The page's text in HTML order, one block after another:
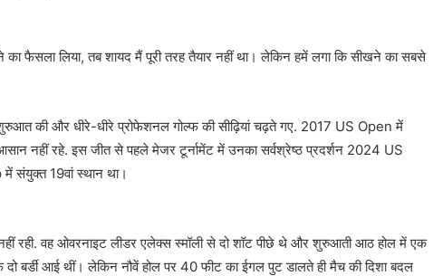
फैसला लिया, तब शायद मैं पूरी तरह तैयार नहीं था। लेकिन हमें लगा कि सीखने का सबसे
की और धीरे-धीरे प्रोफेशनल गोल्फ की सीढ़ियां चढ़ते गए. 2017 US Open में
नहीं रहे. इस जीत से पहले मेजर टूर्नामेंट में उनका सर्वश्रेष्ठ प्रदर्शन 2024 US
19वां स्थान था।
रही. वह ओवरनाइट लीडर एलेक्स स्मॉली से दो शॉट पीछे थे और शुरुआती आठ होल में एक
दो बर्डी आई थीं। लेकिन नौवें होल पर 40 फीट का ईगल पुट डालते ही मैच की दिशा बदल